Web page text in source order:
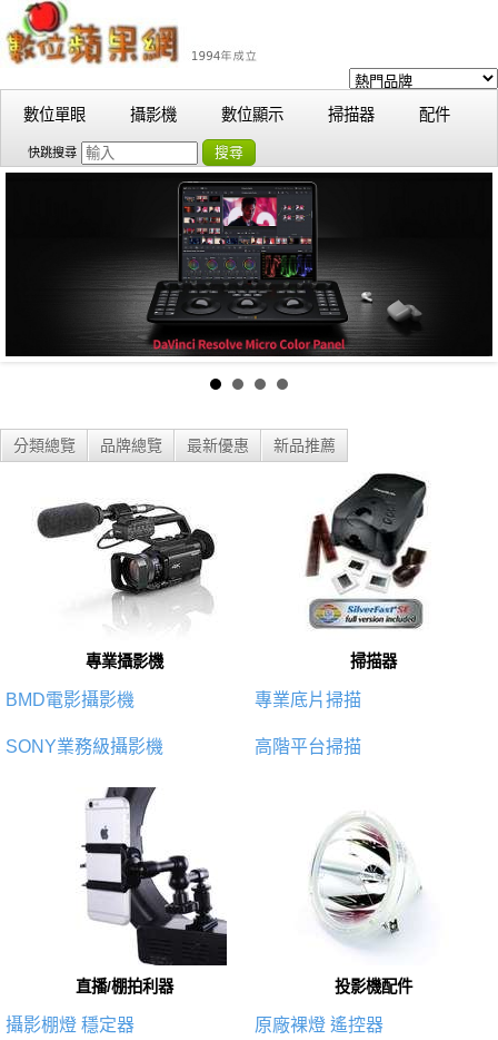
數位單眼 攝影機 數位顯示 掃描器 配件
快跳搜尋 搜尋
分類總覽 品牌總覽 最新優惠 新品推薦
專業攝影機
BMD電影攝影機
SONY業務級攝影機
掃描器
專業底片掃描
高階平台掃描
直播/棚拍利器
攝影棚燈 穩定器
投影機配件
原廠裸燈 遙控器